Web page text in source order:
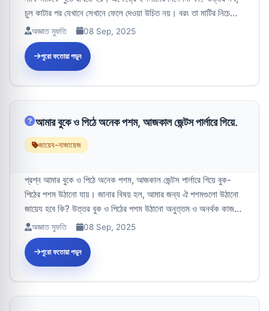
চুল কাটার পর যেখানে সেখানে ফেলে দেওয়া উচিত নয়। বরং তা মাটির নিচে...
অজ্ঞাত মুফতি 08 Sep, 2025
পুরো ফতোয়া পড়ুন
আমার বুকে ও পিঠে অনেক পশম, আজকাল জেন্টস পার্লারে গিয়ে.
জায়েয-নাজায়েজ
প্রশ্ন আমার বুকে ও পিঠে অনেক পশম, আজকাল জেন্টস পার্লারে গিয়ে বুক-
পিঠের পশম উঠানো যায়। জানার বিষয় হল, আমার জন্য ঐ পশমগুলো উঠানো
জায়েয হবে কি? উত্তর বুক ও পিঠের পশম উঠানো অনুত্তম ও অনর্থক কাজ।
আজকা...
অজ্ঞাত মুফতি 08 Sep, 2025
পুরো ফতোয়া পড়ুন